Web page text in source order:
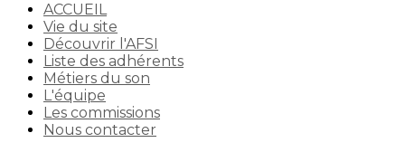
ACCUEIL
Vie du site
Découvrir l'AFSI
Liste des adhérents
Métiers du son
L'équipe
Les commissions
Nous contacter